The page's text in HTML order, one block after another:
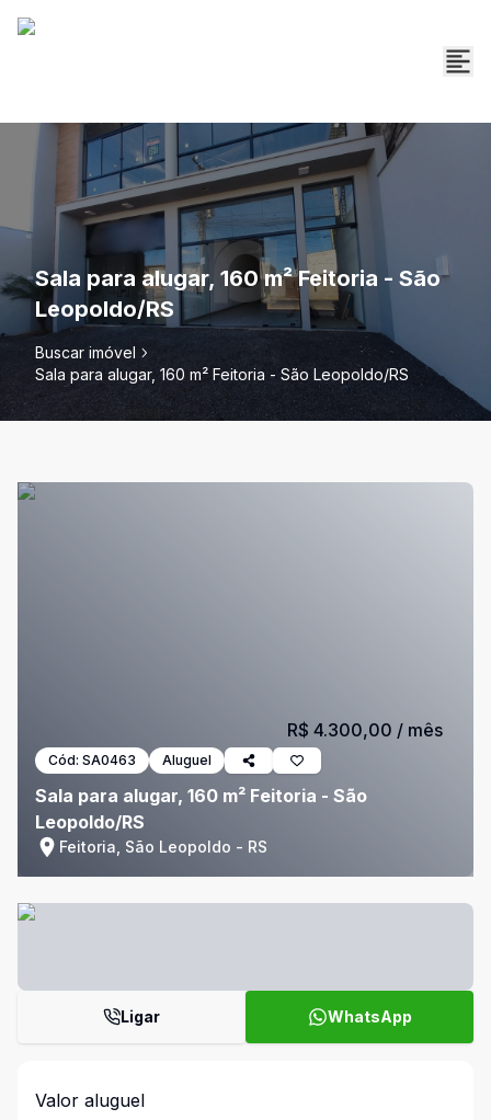
Sala para alugar, 160 m² Feitoria - São
Leopoldo/RS
Buscar imóvel
Sala para alugar, 160 m² Feitoria - São Leopoldo/RS
Cód: SA0463 Aluguel
Sala para alugar, 160 m² Feitoria - São
Leopoldo/RS
Feitoria, São Leopoldo - RS
R$ 4.300,00 / mês
Ligar WhatsApp
Valor aluguel